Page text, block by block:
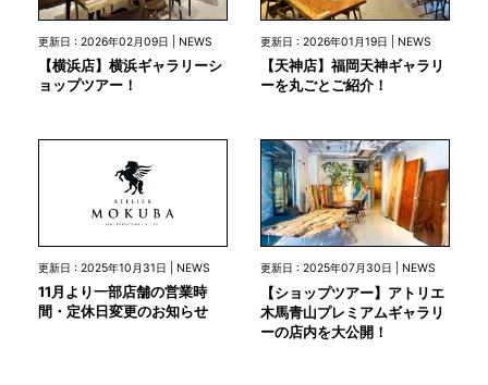
更新日 : 2026年02月09日 | NEWS
【横浜店】横浜ギャラリーシ
ョップツアー！
更新日 : 2026年01月19日 | NEWS
【天神店】福岡天神ギャラリ
ーを丸ごとご紹介！
更新日 : 2025年10月31日 | NEWS
11月より一部店舗の営業時
間・定休日変更のお知らせ
更新日 : 2025年07月30日 | NEWS
【ショップツアー】アトリエ
木馬青山プレミアムギャラリ
ーの店内を大公開！